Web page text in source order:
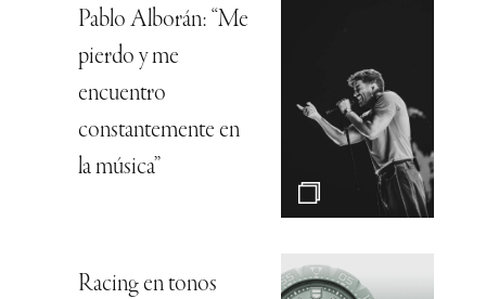
Pablo Alborán: “Me
pierdo y me
encuentro
constantemente en
la música”
Racing en tonos